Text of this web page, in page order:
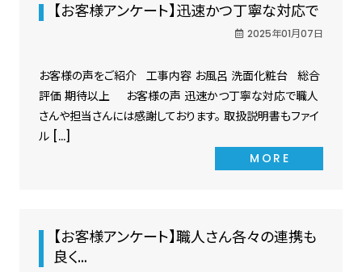
【お客様アンケート】迅速かつ丁寧な対応で
2025年01月07日
お客様の声をご紹介 工事内容 お風呂 洗面化粧台 総合
評価 期待以上 お客様の声 迅速かつ丁寧な対応で職人
さんや担当さんには感謝しております。 取扱説明書もファイ
ル […]
MORE
【お客様アンケート】職人さん各々の連携も
良く…